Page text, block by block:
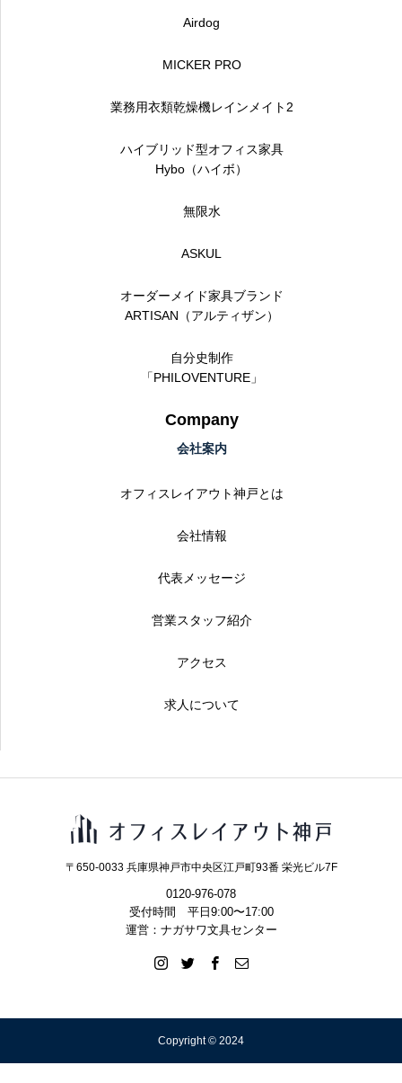
Airdog
MICKER PRO
業務用衣類乾燥機レインメイト2
ハイブリッド型オフィス家具
Hybo（ハイボ）
無限水
ASKUL
オーダーメイド家具ブランド
ARTISAN（アルティザン）
自分史制作
「PHILOVENTURE」
Company
会社案内
オフィスレイアウト神戸とは
会社情報
代表メッセージ
営業スタッフ紹介
アクセス
求人について
〒650-0033 兵庫県神戸市中央区江戸町93番 栄光ビル7F
0120-976-078
受付時間 平日9:00〜17:00
運営：ナガサワ文具センター
Copyright © 2024